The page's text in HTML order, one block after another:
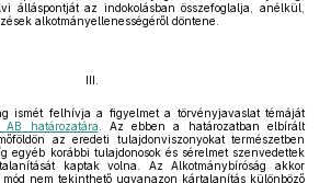
álláspontját az indokolásban összefoglalja, anélkül,
alkotmányellenességéről döntene.
III.
ismét felhívja a figyelmet a törvényjavaslat témáját
határozatára . Az ebben a határozatban elbírált
az eredeti tulajdonviszonyokat természetben
egyéb korábbi tulajdonosok és sérelmet szenvedettek
kaptak volna. Az Alkotmánybíróság akkor
nem tekinthető ugyanazon kártalanítás különböző